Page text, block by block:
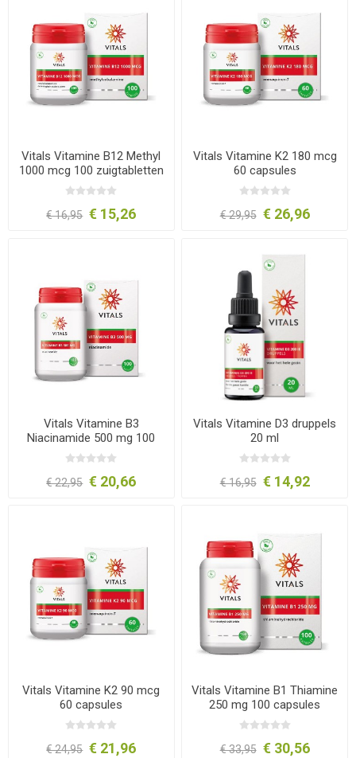
Vitals Vitamine B12 Methyl
1000 mcg 100 zuigtabletten
€ 16,95 € 15,26
Vitals Vitamine K2 180 mcg
60 capsules
€ 29,95 € 26,96
Vitals Vitamine B3
Niacinamide 500 mg 100
capsules
€ 22,95 € 20,66
Vitals Vitamine D3 druppels
20 ml
€ 16,95 € 14,92
Vitals Vitamine K2 90 mcg
60 capsules
€ 24,95 € 21,96
Vitals Vitamine B1 Thiamine
250 mg 100 capsules
€ 33,95 € 30,56